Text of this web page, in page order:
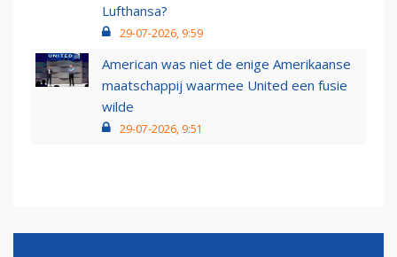
Lufthansa?
29-07-2026, 9:59
American was niet de enige Amerikaanse
maatschappij waarmee United een fusie
wilde
29-07-2026, 9:51